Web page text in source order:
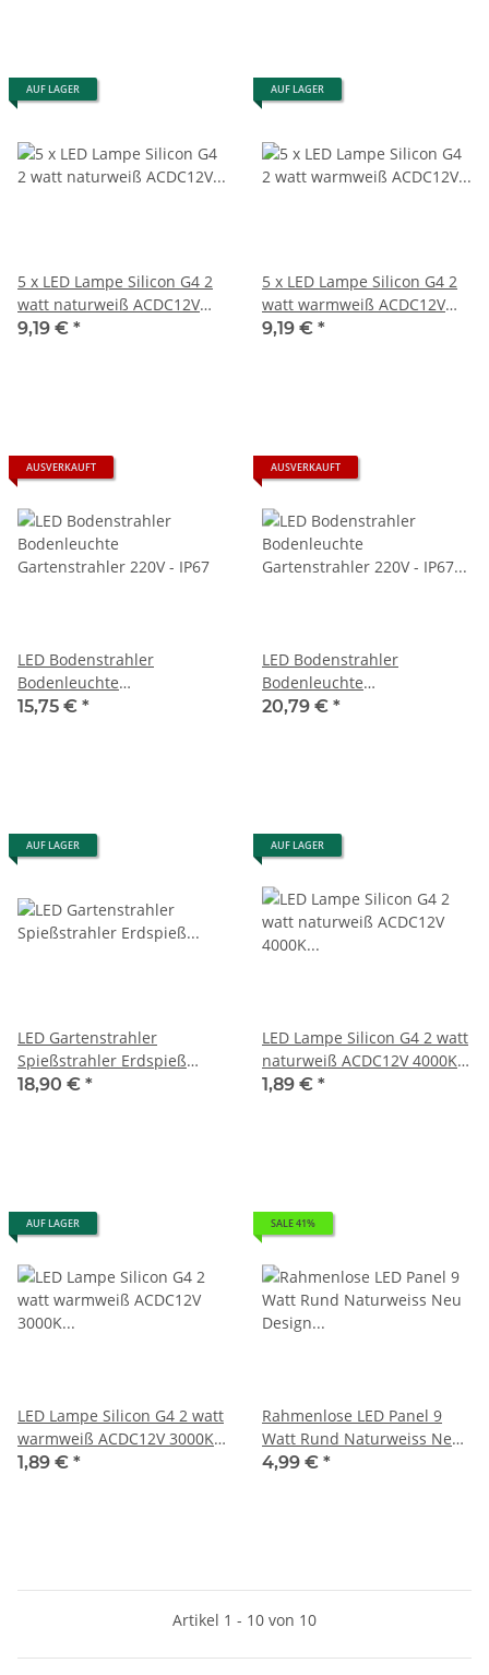
AUF LAGER
5 x LED Lampe Silicon G4 2
watt naturweiß ACDC12V
4000K 200 Lumen
9,19 € *
AUF LAGER
5 x LED Lampe Silicon G4 2
watt warmweiß ACDC12V
3000K 200 Lumen
9,19 € *
AUSVERKAUFT
LED Bodenstrahler
Bodenleuchte
Gartenstrahler 220V - IP67
15,75 € *
AUSVERKAUFT
LED Bodenstrahler
Bodenleuchte
Gartenstrahler 220V - IP67 +
20,79 € *
AUF LAGER
LED Gartenstrahler
Spießstrahler Erdspieß
Lampe Außen 220V - IP67
18,90 € *
AUF LAGER
LED Lampe Silicon G4 2 watt
naturweiß ACDC12V 4000K
200 Lumen
1,89 € *
AUF LAGER
LED Lampe Silicon G4 2 watt
warmweiß ACDC12V 3000K
200 Lumen
1,89 € *
SALE 41%
Rahmenlose LED Panel 9
Watt Rund Naturweiss Neu
Design Einbau Decken
4,99 € *
Artikel 1 - 10 von 10